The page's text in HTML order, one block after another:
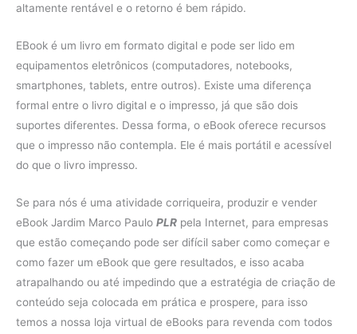
altamente rentável e o retorno é bem rápido.
EBook é um livro em formato digital e pode ser lido em
equipamentos eletrônicos (computadores, notebooks,
smartphones, tablets, entre outros). Existe uma diferença
formal entre o livro digital e o impresso, já que são dois
suportes diferentes. Dessa forma, o eBook oferece recursos
que o impresso não contempla. Ele é mais portátil e acessível
do que o livro impresso.
Se para nós é uma atividade corriqueira, produzir e vender
eBook Jardim Marco Paulo PLR pela Internet, para empresas
que estão começando pode ser difícil saber como começar e
como fazer um eBook que gere resultados, e isso acaba
atrapalhando ou até impedindo que a estratégia de criação de
conteúdo seja colocada em prática e prospere, para isso
temos a nossa loja virtual de eBooks para revenda com todos